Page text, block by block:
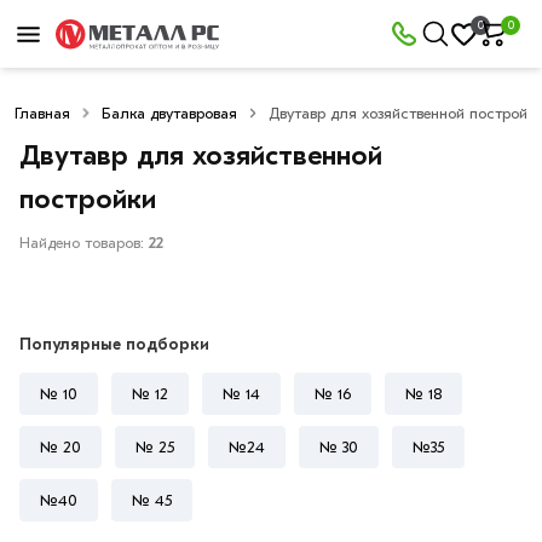
0 0
Главная Балка двутавровая Двутавр для хозяйственной постройки
Двутавр для хозяйственной
постройки
Найдено товаров: 22
Популярные подборки
№ 10 № 12 № 14 № 16 № 18
№ 20 № 25 №24 № 30 №35
№40 № 45
Фильтры
×
Со
скидкой
—
двутавра